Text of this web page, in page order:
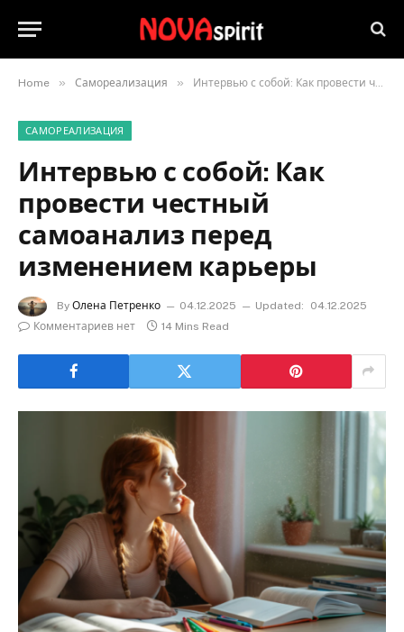
Home » Самореализация » Интервью с собой: Как провести честный самоанализ перед изменением карьеры
САМОРЕАЛИЗАЦИЯ
Интервью с собой: Как
провести честный
самоанализ перед
изменением карьеры
By Олена Петренко 04.12.2025 Updated:
04.12.2025
Комментариев нет
14 Mins Read